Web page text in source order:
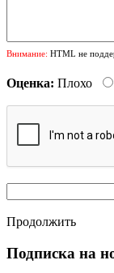
Внимание: HTML не
Оценка: Плохо
Продолжить
Подписка на